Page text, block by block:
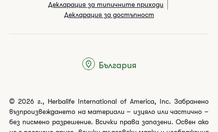
Декларация за типичните приходи
Декларация за достъпност
© 2026 г., Herbalife International of America, Inc. Забранено
възпроизвеждането на материали – изцяло или частично –
без писмено разрешение. Всички права запазени. Освен ако
България